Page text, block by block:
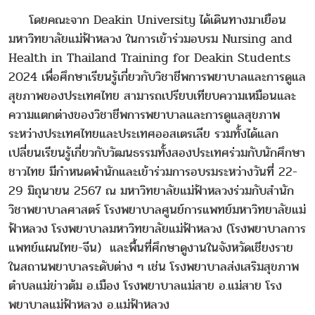
โดยคณะจาก Deakin University ได้เดินทางมาเยือน
มหาวิทยาลัยแม่ฟ้าหลวง ในการเข้าร่วมอบรม Nursing and
Health in Thailand Training for Deakin Students
2024 เพื่อศึกษาเรียนรู้เกี่ยวกับวิชาชีพการพยาบาลและการดูแล
สุขภาพของประเทศไทย สามารถเปรียบเทียบความเหมือนและ
ความแตกต่างของวิชาชีพการพยาบาลและการดูแลสุขภาพ
ระหว่างประเทศไทยและประเทศออสเตรเลีย รวมทั้งได้แลก
เปลี่ยนเรียนรู้เกี่ยวกับวัฒนธรรมทั้งสองประเทศร่วมกับนักศึกษา
ชาวไทย มีกำหนดพำนักและเข้าร่วมการอบรมระหว่างวันที่ 22-
29 มิถุนายน 2567 ณ มหาวิทยาลัยแม่ฟ้าหลวงร่วมกับสำนัก
วิชาพยาบาลศาสตร์ โรงพยาบาลศูนย์การแพทย์มหาวิทยาลัยแม่
ฟ้าหลวง โรงพยาบาลมหาวิทยาลัยแม่ฟ้าหลวง (โรงพยาบาลการ
แพทย์แผนไทย-จีน) และพื้นที่ศึกษาดูงานในจังหวัดเชียงราย
ในสถานพยาบาลระดับต่าง ๆ เช่น โรงพยาบาลส่งเสริมสุขภาพ
ตำบลแม่ข่าวต้ม อ.เมือง โรงพยาบาลแม่สาย อ.แม่สาย โรง
พยาบาลแม่ฟ้าหลวง อ.แม่ฟ้าหลวง